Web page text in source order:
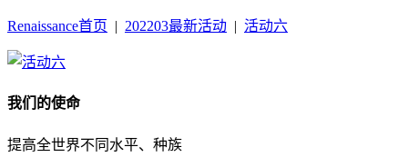
Renaissance首页 | 202203最新活动 | 活动六
我们的使命
提高全世界不同水平、种族